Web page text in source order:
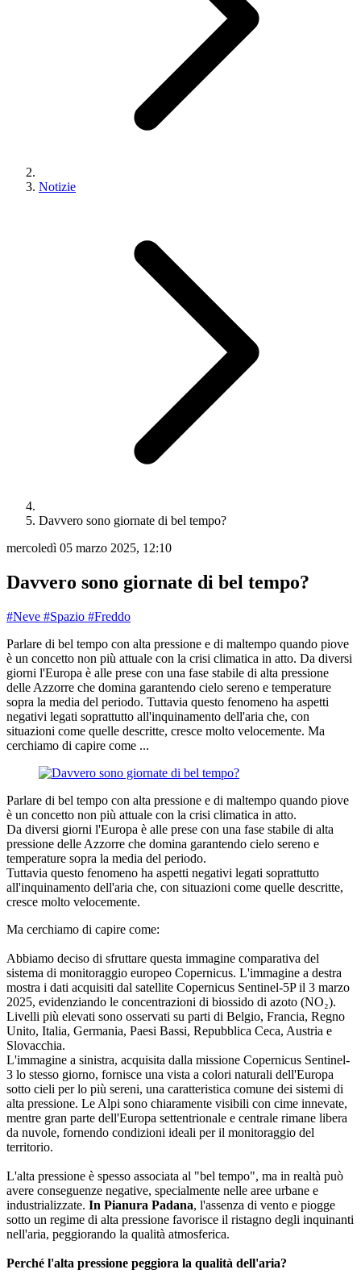
Notizie
Davvero sono giornate di bel tempo?
mercoledì 05 marzo 2025, 12:10
Davvero sono giornate di bel tempo?
#Neve #Spazio #Freddo
Parlare di bel tempo con alta pressione e di maltempo quando piove
è un concetto non più attuale con la crisi climatica in atto. Da diversi
giorni l'Europa è alle prese con una fase stabile di alta pressione
delle Azzorre che domina garantendo cielo sereno e temperature
sopra la media del periodo. Tuttavia questo fenomeno ha aspetti
negativi legati soprattutto all'inquinamento dell'aria che, con
situazioni come quelle descritte, cresce molto velocemente. Ma
cerchiamo di capire come ...
Parlare di bel tempo con alta pressione e di maltempo quando piove
è un concetto non più attuale con la crisi climatica in atto.
Da diversi giorni l'Europa è alle prese con una fase stabile di alta
pressione delle Azzorre che domina garantendo cielo sereno e
temperature sopra la media del periodo.
Tuttavia questo fenomeno ha aspetti negativi legati soprattutto
all'inquinamento dell'aria che, con situazioni come quelle descritte,
cresce molto velocemente.
Ma cerchiamo di capire come:
Abbiamo deciso di sfruttare questa immagine comparativa del
sistema di monitoraggio europeo Copernicus. L'immagine a destra
mostra i dati acquisiti dal satellite Copernicus Sentinel-5P il 3 marzo
2025, evidenziando le concentrazioni di biossido di azoto (NO₂).
Livelli più elevati sono osservati su parti di Belgio, Francia, Regno
Unito, Italia, Germania, Paesi Bassi, Repubblica Ceca, Austria e
Slovacchia.
L'immagine a sinistra, acquisita dalla missione Copernicus Sentinel-
3 lo stesso giorno, fornisce una vista a colori naturali dell'Europa
sotto cieli per lo più sereni, una caratteristica comune dei sistemi di
alta pressione. Le Alpi sono chiaramente visibili con cime innevate,
mentre gran parte dell'Europa settentrionale e centrale rimane libera
da nuvole, fornendo condizioni ideali per il monitoraggio del
territorio.
L'alta pressione è spesso associata al "bel tempo", ma in realtà può
avere conseguenze negative, specialmente nelle aree urbane e
industrializzate. In Pianura Padana, l'assenza di vento e piogge
sotto un regime di alta pressione favorisce il ristagno degli inquinanti
nell'aria, peggiorando la qualità atmosferica.
Perché l'alta pressione peggiora la qualità dell'aria?